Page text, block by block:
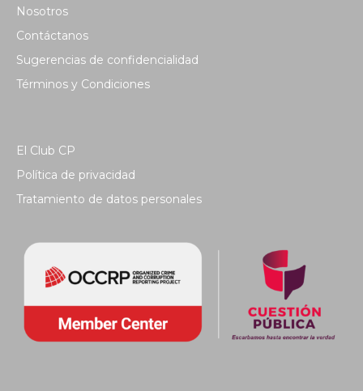
Nosotros
Contáctanos
Sugerencias de confidencialidad
Términos y Condiciones
El Club CP
Política de privacidad
Tratamiento de datos personales